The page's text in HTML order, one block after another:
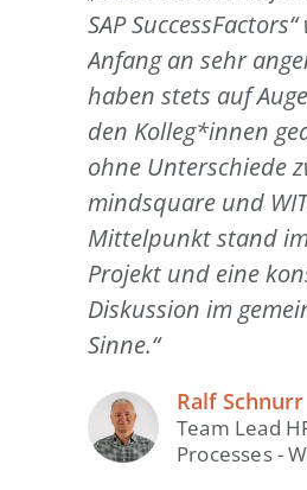
SAP
Anfang an sehr
haben stets auf
den Kolleg*innen
ohne Unterschiede
mindsquare und
Mittelpunkt stand
Projekt und eine
Diskussion im
Sinne.“
Ralf Schnurr
Team Lead
Processes -